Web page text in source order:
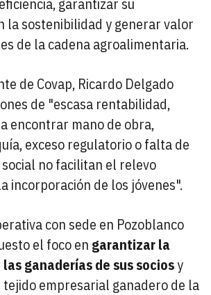
la sostenibilidad y generar valor
de la cadena agroalimentaria.
de Covap, Ricardo Delgado
de "escasa rentabilidad,
encontrar mano de obra,
exceso regulatorio o falta de
no facilitan el relevo
incorporación de los jóvenes".
con sede en Pozoblanco
el foco en garantizar la
ganaderías de sus sociosy
empresarial ganadero de la